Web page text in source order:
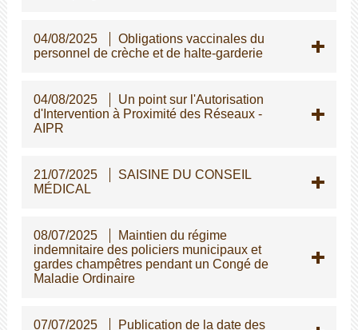
04/08/2025
Obligations vaccinales du
personnel de crèche et de halte-garderie
04/08/2025
Un point sur l'Autorisation
d'Intervention à Proximité des Réseaux -
AIPR
21/07/2025
SAISINE DU CONSEIL
MÉDICAL
08/07/2025
Maintien du régime
indemnitaire des policiers municipaux et
gardes champêtres pendant un Congé de
Maladie Ordinaire
07/07/2025
Publication de la date des